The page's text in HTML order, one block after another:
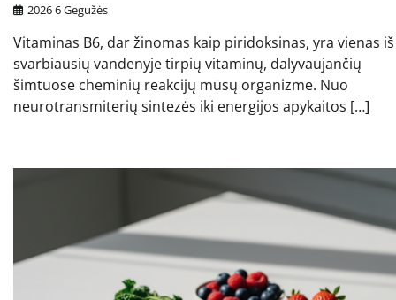
2026 6 Gegužės
Vitaminas B6, dar žinomas kaip piridoksinas, yra vienas iš
svarbiausių vandenyje tirpių vitaminų, dalyvaujančių
šimtuose cheminių reakcijų mūsų organizme. Nuo
neurotransmiterių sintezės iki energijos apykaitos […]